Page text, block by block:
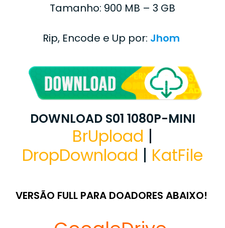
Tamanho: 900 MB – 3 GB
Rip, Encode e Up por: Jhom
DOWNLOAD S01 1080P-MINI
BrUpload |
DropDownload | KatFile
VERSÃO FULL PARA DOADORES ABAIXO!